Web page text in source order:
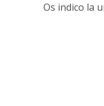
Os indico la